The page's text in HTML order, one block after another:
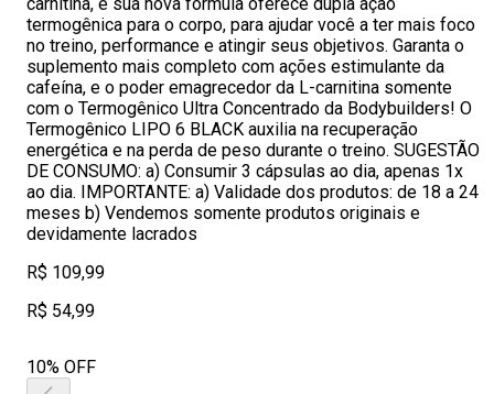
termogênica para o corpo, para ajudar você a ter mais foco
no treino, performance e atingir seus objetivos. Garanta o
suplemento mais completo com ações estimulante da
cafeína, e o poder emagrecedor da L-carnitina somente
com o Termogênico Ultra Concentrado da Bodybuilders! O
Termogênico LIPO 6 BLACK auxilia na recuperação
energética e na perda de peso durante o treino. SUGESTÃO
DE CONSUMO: a) Consumir 3 cápsulas ao dia, apenas 1x
ao dia. IMPORTANTE: a) Validade dos produtos: de 18 a 24
meses b) Vendemos somente produtos originais e
devidamente lacrados
R$ 109,99
R$ 54,99
10% OFF